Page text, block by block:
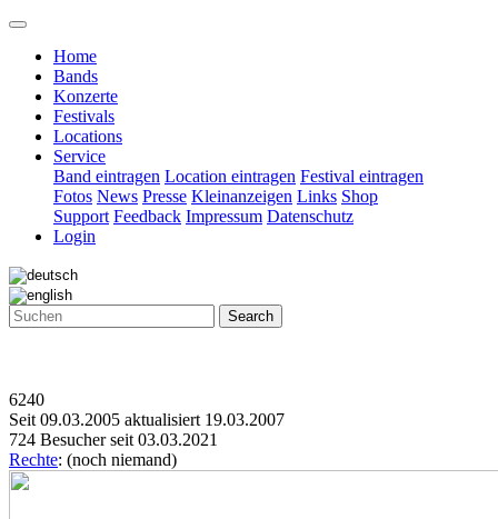
Home
Bands
Konzerte
Festivals
Locations
Service
Band eintragen Location eintragen Festival eintragen
Fotos News Presse Kleinanzeigen Links Shop
Support Feedback Impressum Datenschutz
Login
Search
6240
Seit 09.03.2005 aktualisiert 19.03.2007
724 Besucher seit 03.03.2021
Rechte: (noch niemand)